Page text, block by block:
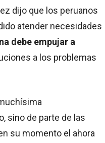
dijo que los peruanos
atender necesidades
debe empujar a
a los problemas
sino de parte de las
su momento el ahora